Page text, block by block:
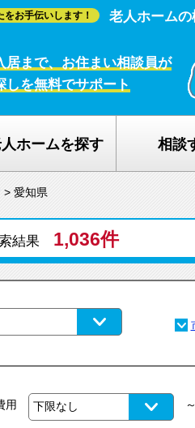
お手伝いします！ 老人ホーム
居まで、お住まい相談員が
しを無料でサポート
ホームを探す 相談
> 愛知県
結果 1,036件
用